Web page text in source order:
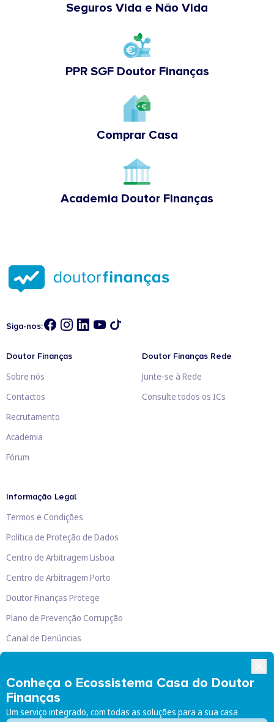
Seguros Vida e Não Vida
PPR SGF Doutor Finanças
Comprar Casa
Academia Doutor Finanças
Conheça o Ecossistema Casa do Doutor
Finanças
Um serviço integrado, com todas as soluções para a sua casa
Siga-nos:
Doutor Finanças
Sobre nós
Contactos
Recrutamento
Academia
Fórum
Doutor Finanças Rede
Junte-se à Rede
Consulte todos os ICs
Informação Legal
Termos e Condições
Política de Proteção de Dados
Centro de Arbitragem Lisboa
Centro de Arbitragem Porto
Doutor Finanças Protege
Plano de Prevenção Corrupção
Canal de Denúncias